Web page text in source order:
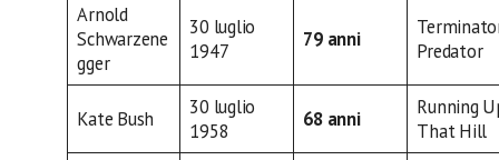
Arnold
Schwarzene
gger
30 luglio
1947
79 anni
Predator
Kate Bush
30 luglio
1958
68 anni
Running
That Hill